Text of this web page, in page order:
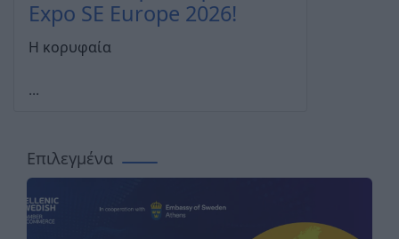
Expo SE Europe 2026!
Η κορυφαία
...
Επιλεγμένα